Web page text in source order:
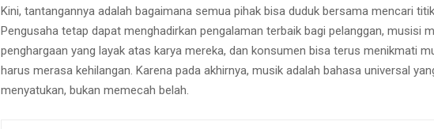
Kini, tantangannya adalah bagaimana semua pihak bisa duduk bersama mencari
Pengusaha tetap dapat menghadirkan pengalaman terbaik bagi pelanggan, musisi
penghargaan yang layak atas karya mereka, dan konsumen bisa terus menikmati
harus merasa kehilangan. Karena pada akhirnya, musik adalah bahasa universal
menyatukan, bukan memecah belah.